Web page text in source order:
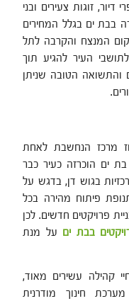
זוגות צעירים ובני
בבת ים בגלל המחירים
המנצח והקרבה לתל
העיר להגיע תוך
והתשואה הטובה שניתן
זו עיר במחוז מרכז הנחשבת לאחת
ים הוכרזה כעיר כבר
המרכזיות בגוש דן, בדגש על
פיתוח מהירה בכל
פרויקטים חדשים. לכן
בבת ים על מנת
קהילה עשירים מאוד,
חינוך מודרנית